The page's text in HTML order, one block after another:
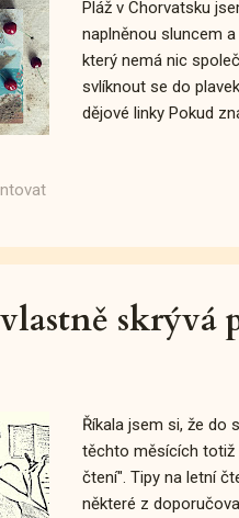
Pláž v Chorvatsku
naplněnou sluncem
který nemá nic
svlíknout se do
dějové linky Pokud
že by si její manýry
Říkala jsem si, že do
těchto měsících totiž
čtení". Tipy na letní
některé z